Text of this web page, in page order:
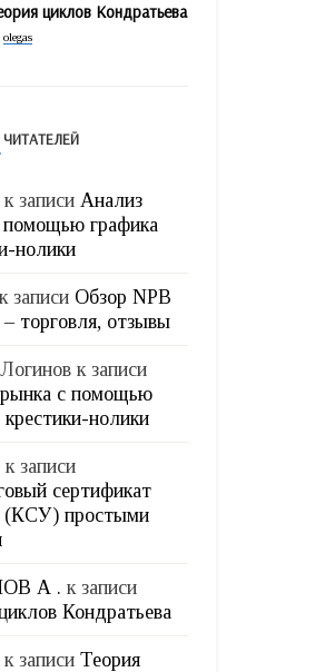
циклов Кондратьева
olegas
к записи Анализ
помощью графика
нолики
к записи Обзор NPB
торговля, отзывы
к записи
с помощью
крестики-нолики
к записи
сертификат
(КСУ) простыми
А . к записи
Кондратьева
к записи Теория